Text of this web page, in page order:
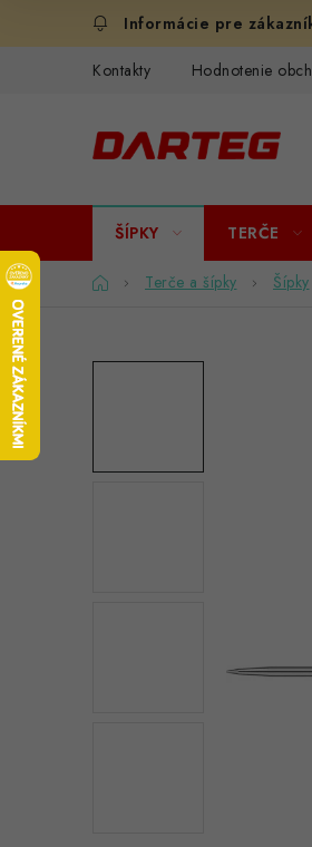
Kontakty Hodnotenie
ŠÍPKY TERČE
DomovTerče a šípky Šípky